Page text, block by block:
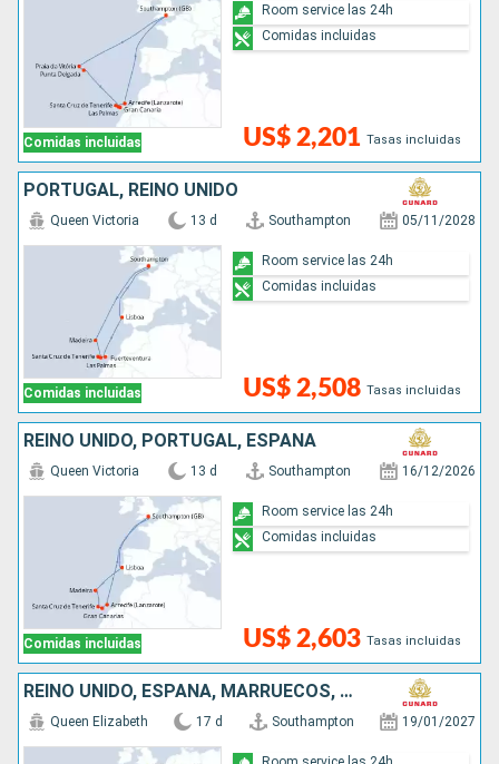
Comidas incluidas US$ 2,201 Tasas incluidas
Room service las 24h
Comidas incluidas
PORTUGAL, REINO UNIDO
Comidas incluidas
Queen Victoria 13 d Southampton 05/11/2028
US$ 2,508 Tasas incluidas
Room service las 24h
Comidas incluidas
REINO UNIDO, PORTUGAL, ESPAÑA
Comidas incluidas
Queen Victoria 13 d Southampton 16/12/2026
US$ 2,603 Tasas incluidas
Room service las 24h
Comidas incluidas
REINO UNIDO, ESPAÑA, MARRUECOS, PORTUGAL
Queen Elizabeth 17 d Southampton 19/01/2027